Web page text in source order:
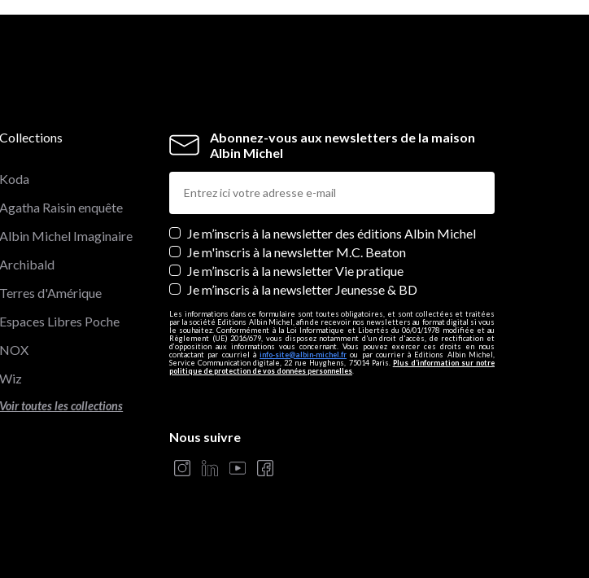
garantissant la conformité avec les réglementations. Personnalisez vos préférences pour
Abonnez-vous aux newsletters de la maison
Albin Michel
Newsletters
Je m’inscris à la newsletter des éditions Albin Michel
Je m'inscris à la newsletter M.C. Beaton
Je m’inscris à la newsletter Vie pratique
Je m’inscris à la newsletter Jeunesse & BD
Les informations dans ce formulaire sont toutes obligatoires, et sont collectées et traitées
par la société Editions Albin Michel, afin de recevoir nos newsletters au format digital si vous
le souhaitez. Conformément à la Loi Informatique et Libertés du 06/01/1978 modifiée et au
Règlement (UE) 2016/679, vous disposez notamment d'un droit d'accès, de rectification et
d’opposition aux informations vous concernant. Vous pouvez exercer ces droits en nous
contactant par courriel àinfo-site@albin-michel.fr ou par courrier à Editions Albin Michel,
Service Communication digitale, 22 rue Huyghens, 75014 Paris. Plus d’information sur notre
politique de protection de vos données personnelles.
Collections
Koda
Agatha Raisin enquête
Albin Michel Imaginaire
Archibald
Terres d'Amérique
Espaces Libres Poche
NOX
Wiz
Voir toutes les collections
Nous suivre